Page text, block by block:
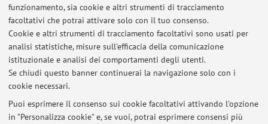
funzionamento, sia cookie e altri strumenti di tracciamento
facoltativi che potrai attivare solo con il tuo consenso.
Cookie e altri strumenti di tracciamento facoltativi sono usati per
analisi statistiche, misure sull'efficacia della comunicazione
istituzionale e analisi dei comportamenti degli utenti.
Se chiudi questo banner continuerai la navigazione solo con i
cookie necessari.
Puoi esprimere il consenso sui cookie facoltativi attivando l'opzione
in "Personalizza cookie" e, se vuoi, potrai esprimere consensi più
Ultimi avvisi
Al momento non sono presenti avvisi.